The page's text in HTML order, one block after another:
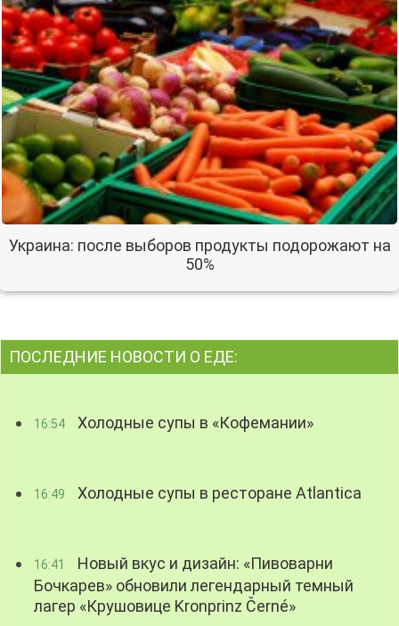
Украина: после выборов продукты подорожают на
50%
ПОСЛЕДНИЕ НОВОСТИ О ЕДЕ:
16:54 Холодные супы в «Кофемании»
16:49 Холодные супы в ресторане Atlantica
16:41
Новый вкус и дизайн: «Пивоварни
Бочкарев» обновили легендарный темный
лагер «Крушовице Kronprinz Černé»